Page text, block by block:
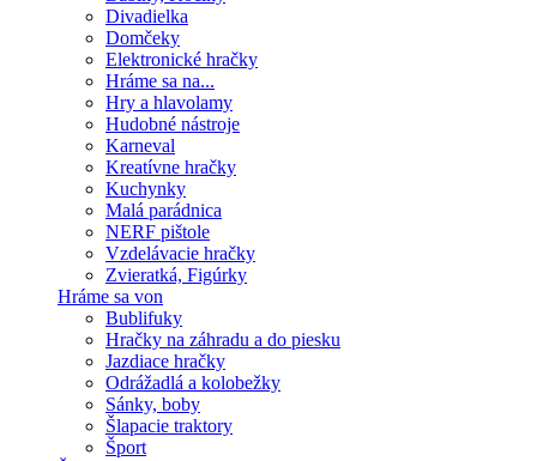
Divadielka
Domčeky
Elektronické hračky
Hráme sa na...
Hry a hlavolamy
Hudobné nástroje
Karneval
Kreatívne hračky
Kuchynky
Malá parádnica
NERF pištole
Vzdelávacie hračky
Zvieratká, Figúrky
Hráme sa von
Bublifuky
Hračky na záhradu a do piesku
Jazdiace hračky
Odrážadlá a kolobežky
Sánky, boby
Šlapacie traktory
Šport